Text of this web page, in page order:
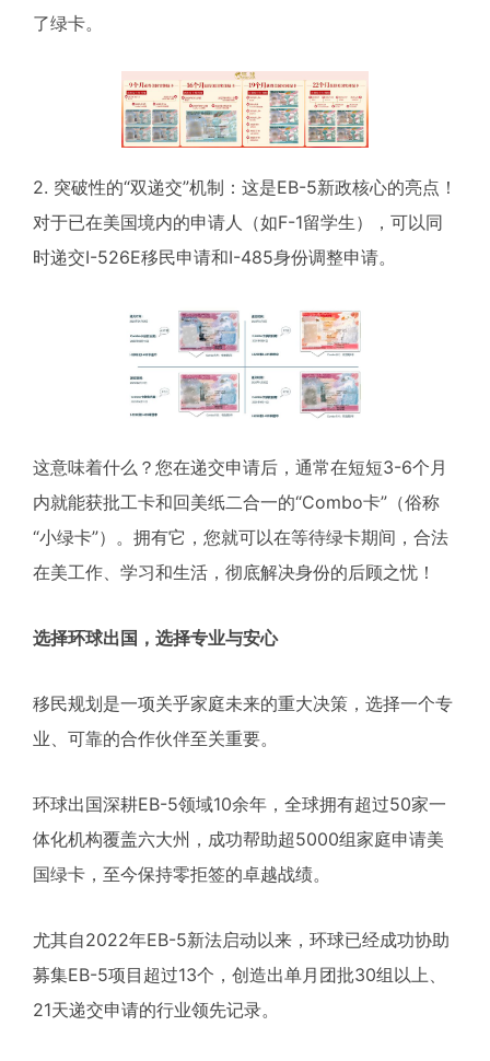
了绿卡。
2. 突破性的“双递交”机制：这是EB-5新政核心的亮点！
对于已在美国境内的申请人（如F-1留学生），可以同
时递交I-526E移民申请和I-485身份调整申请。
这意味着什么？您在递交申请后，通常在短短3-6个月
内就能获批工卡和回美纸二合一的“Combo卡”（俗称
“小绿卡”）。拥有它，您就可以在等待绿卡期间，合法
在美工作、学习和生活，彻底解决身份的后顾之忧！
选择环球出国，选择专业与安心
移民规划是一项关乎家庭未来的重大决策，选择一个专
业、可靠的合作伙伴至关重要。
环球出国深耕EB-5领域10余年，全球拥有超过50家一
体化机构覆盖六大州，成功帮助超5000组家庭申请美
国绿卡，至今保持零拒签的卓越战绩。
尤其自2022年EB-5新法启动以来，环球已经成功协助
募集EB-5项目超过13个，创造出单月团批30组以上、
21天递交申请的行业领先记录。